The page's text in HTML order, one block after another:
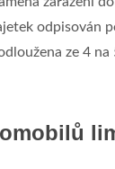
odpisován
ze 4